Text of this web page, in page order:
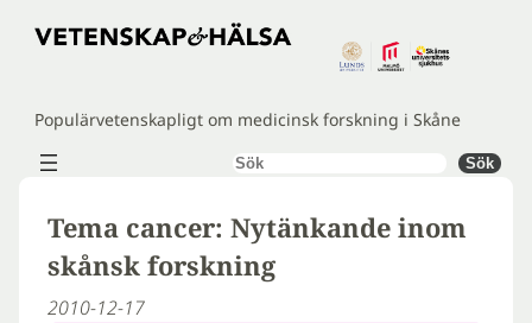
Hoppa
Populärvetenskapligt om medicinsk forskning i Skåne
Sök Sök
Tema cancer: Nytänkande inom
skånsk forskning
2010-12-17